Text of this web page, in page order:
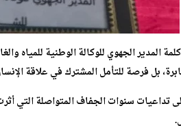
المدير الجهوي للوكالة الوطنية
بل فرصة للتأمل المشترك في علاقة
تداعيات سنوات الجفاف المتواصلة التي